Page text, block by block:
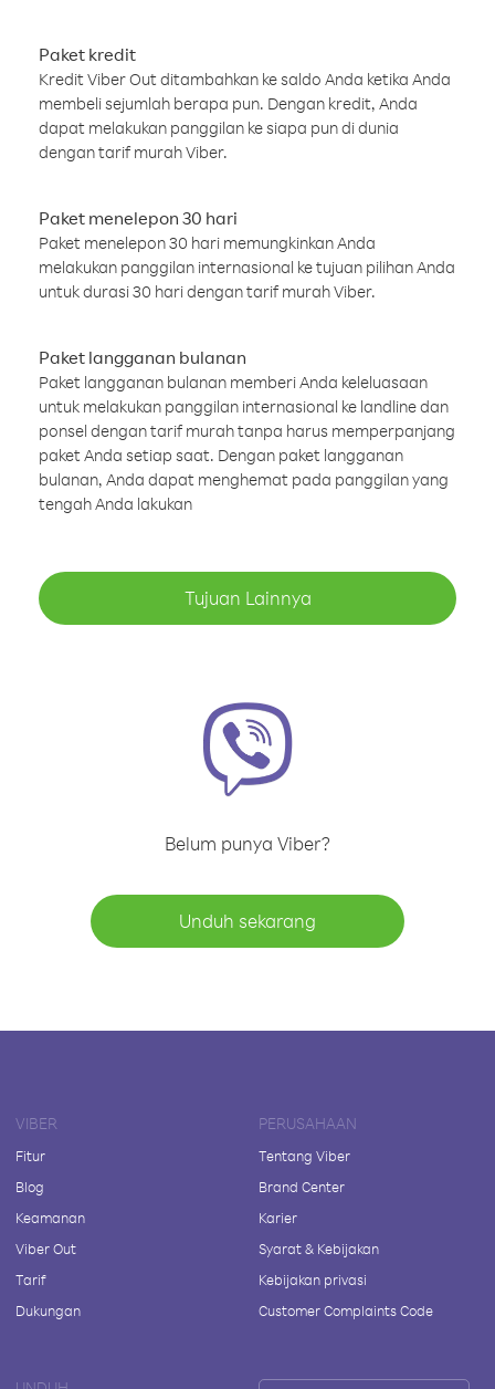
Paket kredit
Kredit Viber Out ditambahkan ke saldo Anda ketika Anda
membeli sejumlah berapa pun. Dengan kredit, Anda
dapat melakukan panggilan ke siapa pun di dunia
dengan tarif murah Viber.
Paket menelepon 30 hari
Paket menelepon 30 hari memungkinkan Anda
melakukan panggilan internasional ke tujuan pilihan Anda
untuk durasi 30 hari dengan tarif murah Viber.
Paket langganan bulanan
Paket langganan bulanan memberi Anda keleluasaan
untuk melakukan panggilan internasional ke landline dan
ponsel dengan tarif murah tanpa harus memperpanjang
paket Anda setiap saat. Dengan paket langganan
bulanan, Anda dapat menghemat pada panggilan yang
tengah Anda lakukan
Tujuan Lainnya
Belum punya Viber?
Unduh sekarang
VIBER
Fitur
Blog
Keamanan
Viber Out
Tarif
Dukungan
PERUSAHAAN
Tentang Viber
Brand Center
Karier
Syarat & Kebijakan
Kebijakan privasi
Customer Complaints Code